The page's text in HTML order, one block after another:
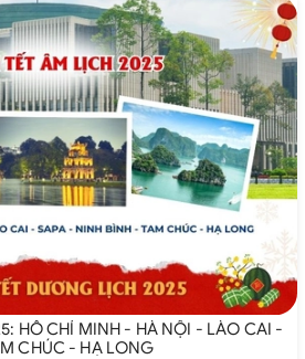
HỒ CHÍ MINH - HÀ NỘI - LÀO CAI -
CHÚC - HẠ LONG